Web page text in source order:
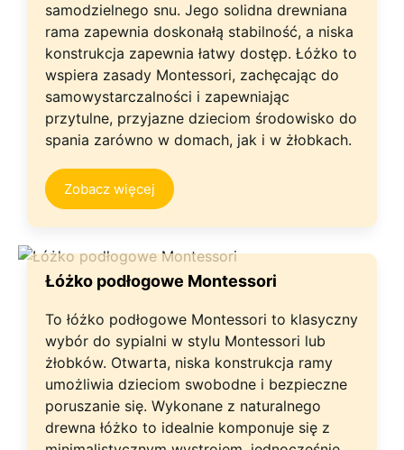
samodzielnego snu. Jego solidna drewniana
rama zapewnia doskonałą stabilność, a niska
konstrukcja zapewnia łatwy dostęp. Łóżko to
wspiera zasady Montessori, zachęcając do
samowystarczalności i zapewniając
przytulne, przyjazne dzieciom środowisko do
spania zarówno w domach, jak i w żłobkach.
Zobacz więcej
Łóżko podłogowe Montessori
To łóżko podłogowe Montessori to klasyczny
wybór do sypialni w stylu Montessori lub
żłobków. Otwarta, niska konstrukcja ramy
umożliwia dzieciom swobodne i bezpieczne
poruszanie się. Wykonane z naturalnego
drewna łóżko to idealnie komponuje się z